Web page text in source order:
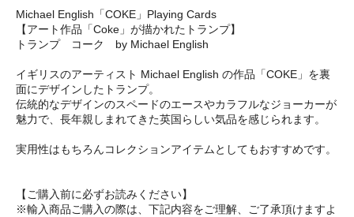
Michael English「COKE」Playing Cards
【アート作品「Coke」が描かれたトランプ】
トランプ コーク by Michael English
イギリスのアーティスト Michael English の作品「COKE」を裏
面にデザインしたトランプ。
伝統的なデザインのスペードのエースやカラフルなジョーカーが
魅力で、長年親しまれてきた英国らしい気品を感じられます。
実用性はもちろんコレクションアイテムとしてもおすすめです。
【ご購入前に必ずお読みください】
※輸入商品ご購入の際は、下記内容をご理解、ご了承頂けますよ